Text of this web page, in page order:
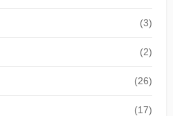
(3)
(2)
(26)
(17)